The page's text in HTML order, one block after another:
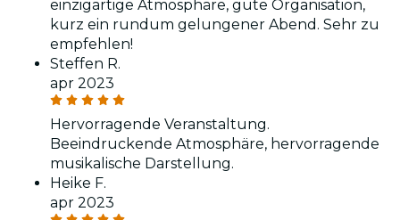
einzigartige Atmosphäre, gute Organisation,
kurz ein rundum gelungener Abend. Sehr zu
empfehlen!
Steffen R.
apr 2023
Hervorragende Veranstaltung.
Beeindruckende Atmosphäre, hervorragende
musikalische Darstellung.
Heike F.
apr 2023